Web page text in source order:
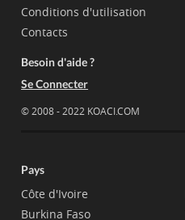
Conditions d'utilisation
Contacts
Besoin d'aide ?
Se Connecter
© 2008 - 2022 KOACI.COM
Pays
Côte d'Ivoire
Burkina Faso